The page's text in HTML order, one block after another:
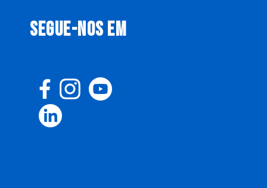
SEGUE-NOS EM